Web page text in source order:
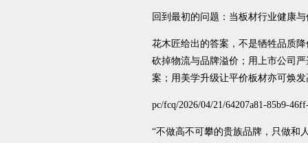
回到最初的问题：当板材行业健康
花木匠给出的答案，不是牺牲品质
砍掉物流与品牌溢价；用上市公司
案；用美学升级让平价板材亦可焕
pc/fcq/2026/04/21/64207a81-85b9-
“不做高不可攀的贵族品牌，只做和